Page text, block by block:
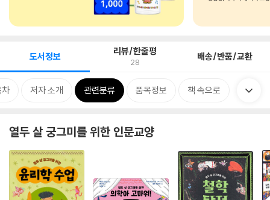
도서정보 리뷰/한줄평
28 배송/반품/교환
저자 소개 관련분류 품목정보 책 속으로
열두 살 궁그미를 위한 인문교양